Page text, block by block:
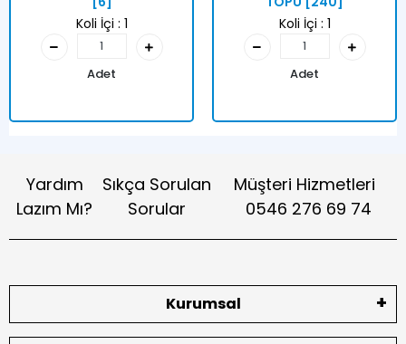
Koli İçi : 1
Adet
Koli İçi : 1
Adet
Yardım
Lazım Mı?
Sıkça Sorulan
Sorular
Müşteri Hizmetleri
0546 276 69 74
Kurumsal